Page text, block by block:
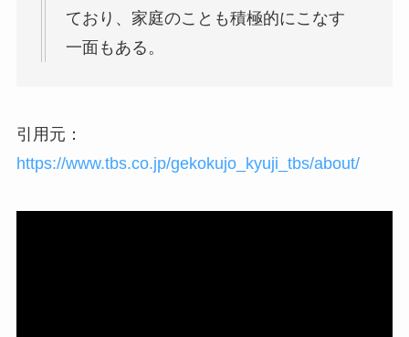
ており、家庭のことも積極的にこなす
一面もある。
引用元：
https://www.tbs.co.jp/gekokujo_kyuji_tbs/about/